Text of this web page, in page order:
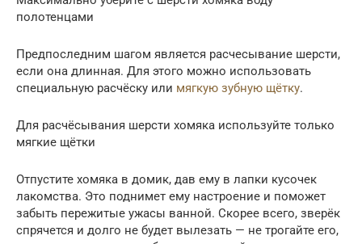
полотенцами
Предпоследним шагом является расчесывание шерсти,
если она длинная. Для этого можно использовать
специальную расчёску или мягкую зубную щётку.
Для расчёсывания шерсти хомяка используйте только
мягкие щётки
Отпустите хомяка в домик, дав ему в лапки кусочек
лакомства. Это поднимет ему настроение и поможет
забыть пережитые ужасы ванной. Скорее всего, зверёк
спрячется и долго не будет вылезать — не трогайте его,